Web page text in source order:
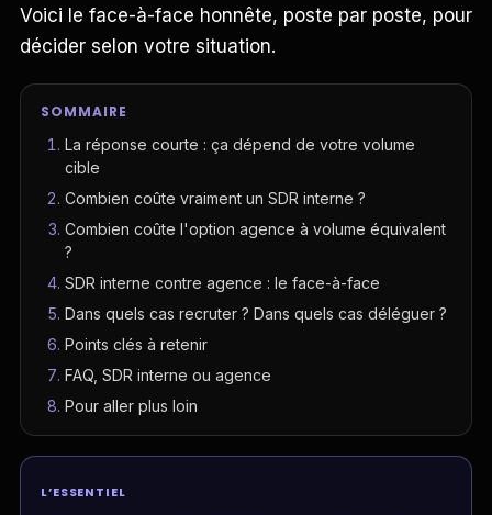
Voici le face-à-face honnête, poste par poste, pour
décider selon votre situation.
SOMMAIRE
La réponse courte : ça dépend de votre volume
cible
Combien coûte vraiment un SDR interne ?
Combien coûte l'option agence à volume équivalent
?
SDR interne contre agence : le face-à-face
Dans quels cas recruter ? Dans quels cas déléguer ?
Points clés à retenir
FAQ, SDR interne ou agence
Pour aller plus loin
L’ESSENTIEL